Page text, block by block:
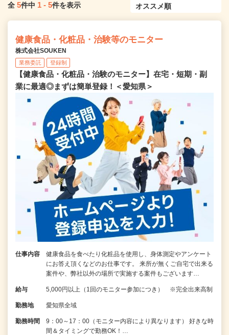
全 5件中 1 - 5件を表示
健康食品・化粧品・治験等のモニター
株式会社SOUKEN
業務委託 登録制
【健康食品・化粧品・治験のモニター】在宅・短期・副
業に最適◎まずは簡単登録！＜愛知県＞
仕事内容
健康食品を食べたり化粧品を使用し、身体測定やアンケート
にお答え頂くなどのお仕事です。 来所が無くご自宅で出来る
案件や、弊社以外の場所で実施する案件もございます…
給与 5,000円以上（1回のモニター参加につき） ※完全出来高制
勤務地 愛知県全域
勤務時間
9：00～17：00（モニター内容により異なります） 好きな時
間＆タイミングで勤務OK！…